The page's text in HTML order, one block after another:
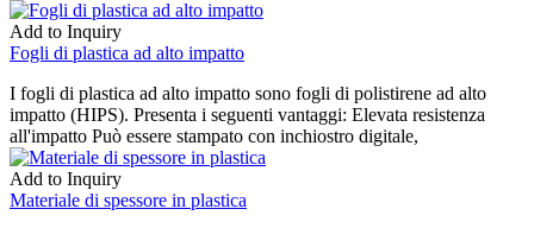
Add to Inquiry
Fogli di plastica ad alto impatto
I fogli di plastica ad alto impatto sono fogli di polistirene ad alto
impatto (HIPS). Presenta i seguenti vantaggi: Elevata resistenza
all'impatto Può essere stampato con inchiostro digitale,
Add to Inquiry
Materiale di spessore in plastica